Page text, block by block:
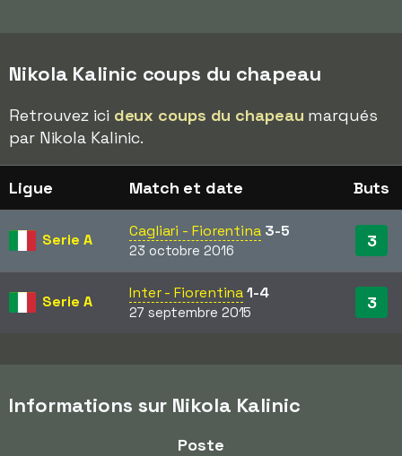
Nikola Kalinic coups du chapeau
Retrouvez ici deux coups du chapeau marqués
par Nikola Kalinic.
Ligue Match et date Buts
Serie A Cagliari - Fiorentina 3-5
23 octobre 2016 3
Serie A Inter - Fiorentina1-4
27 septembre 2015 3
Informations sur Nikola Kalinic
Poste